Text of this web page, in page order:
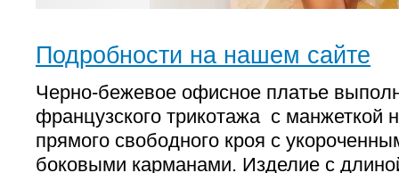
Подробности на нашем сайте
Черно-бежевое офисное платье
французского трикотажа с манжеткой
прямого свободного кроя с
боковыми карманами. Изделие с